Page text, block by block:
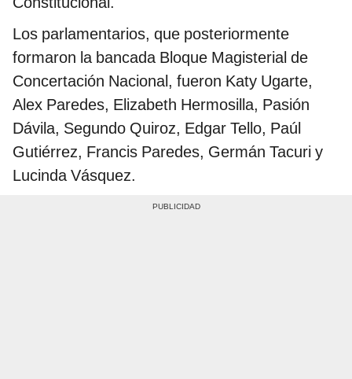
Los parlamentarios, que posteriormente
formaron la bancada Bloque Magisterial de
Concertación Nacional, fueron Katy Ugarte,
Alex Paredes, Elizabeth Hermosilla, Pasión
Dávila, Segundo Quiroz, Edgar Tello, Paúl
Gutiérrez, Francis Paredes, Germán Tacuri y
Lucinda Vásquez.